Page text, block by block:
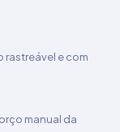
e com
manual da